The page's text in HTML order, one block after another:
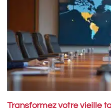
Transformez votre vieille